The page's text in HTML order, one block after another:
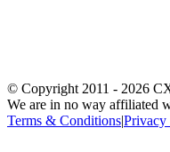
© Copyright 2011 - 2026
We are in no way affiliated
Terms & Conditions|Privacy